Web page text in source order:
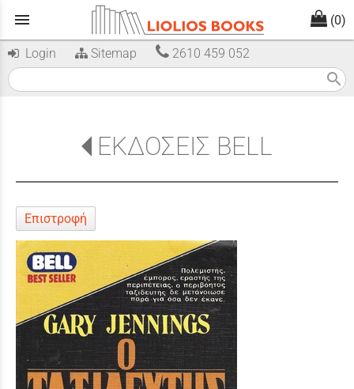
menu (0)
Login Sitemap 2610 459 052
search
ΕΚΔΟΣΕΙΣ BELL
Επιστροφή